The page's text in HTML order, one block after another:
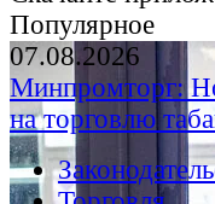
Популярное
07.08.2026
Минпромторг:
на торговлю